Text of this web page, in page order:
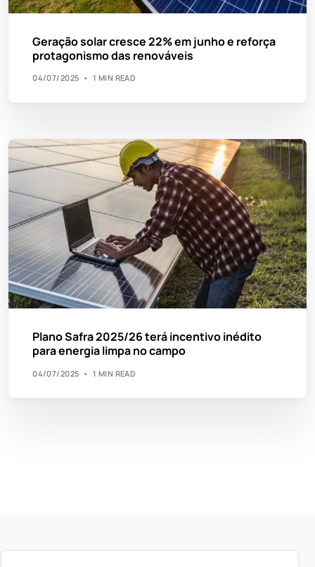
Geração solar cresce 22% em junho e reforça
protagonismo das renováveis
04/07/2025 1 MIN READ
Plano Safra 2025/26 terá incentivo inédito
para energia limpa no campo
04/07/2025 1 MIN READ